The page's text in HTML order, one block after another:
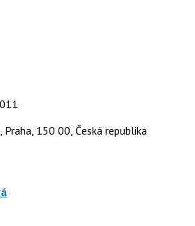
150 00, Česká republika